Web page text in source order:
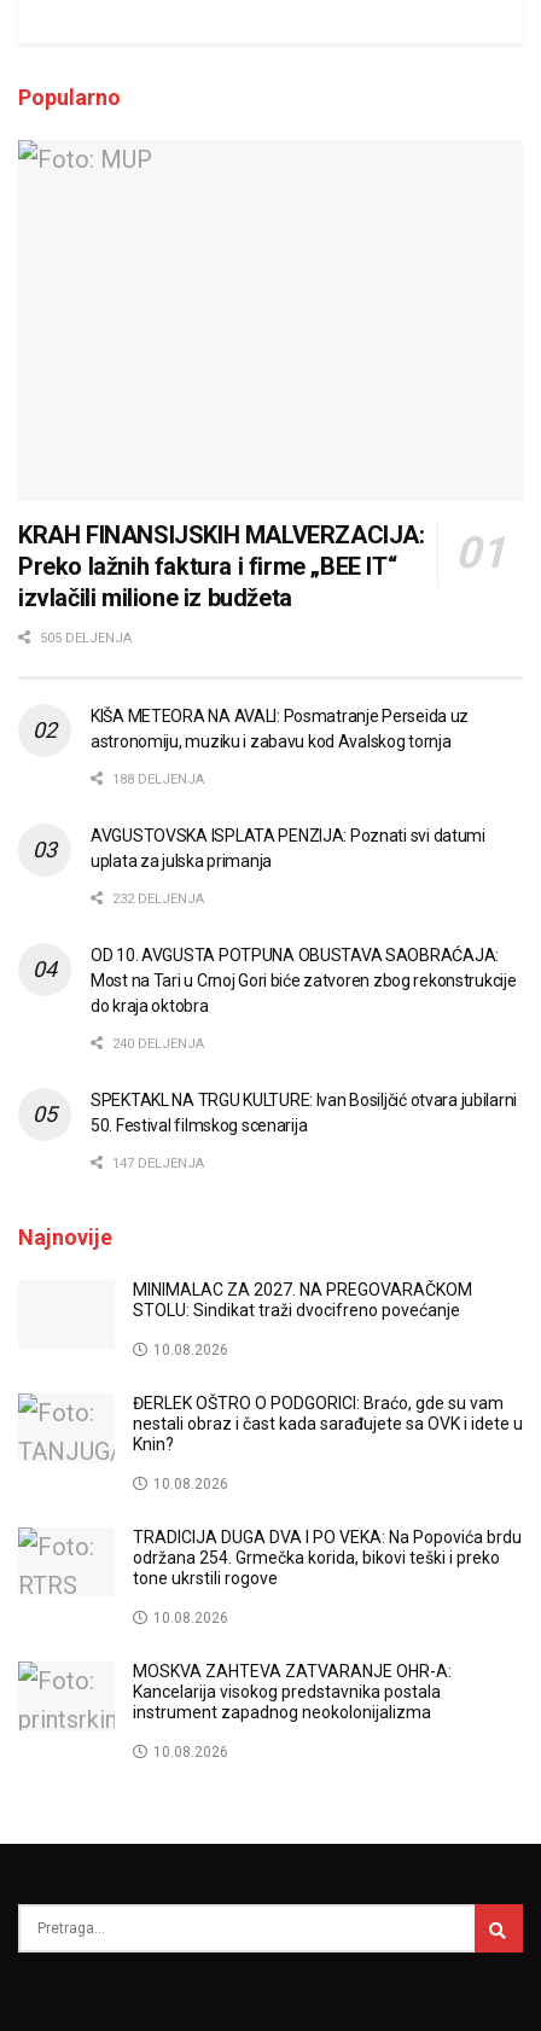
Popularno
KRAH FINANSIJSKIH MALVERZACIJA:
Preko lažnih faktura i firme „BEE IT“
izvlačili milione iz budžeta
505 DELJENJA
KIŠA METEORA NA AVALI: Posmatranje Perseida uz
astronomiju, muziku i zabavu kod Avalskog tornja
188 DELJENJA
AVGUSTOVSKA ISPLATA PENZIJA: Poznati svi datumi
uplata za julska primanja
232 DELJENJA
OD 10. AVGUSTA POTPUNA OBUSTAVA SAOBRAĆAJA:
Most na Tari u Crnoj Gori biće zatvoren zbog rekonstrukcije
do kraja oktobra
240 DELJENJA
SPEKTAKL NA TRGU KULTURE: Ivan Bosiljčić otvara jubilarni
50. Festival filmskog scenarija
147 DELJENJA
Najnovije
MINIMALAC ZA 2027. NA PREGOVARAČKOM
STOLU: Sindikat traži dvocifreno povećanje
10.08.2026
ĐERLEK OŠTRO O PODGORICI: Braćo, gde su vam
nestali obraz i čast kada sarađujete sa OVK i idete u
Knin?
10.08.2026
TRADICIJA DUGA DVA I PO VEKA: Na Popovića brdu
održana 254. Grmečka korida, bikovi teški i preko
tone ukrstili rogove
10.08.2026
MOSKVA ZAHTEVA ZATVARANJE OHR-A:
Kancelarija visokog predstavnika postala
instrument zapadnog neokolonijalizma
10.08.2026